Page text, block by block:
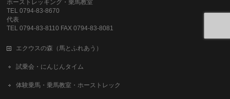
ホーストレッキング・乗馬教室
TEL 0794-83-8670
代表
TEL 0794-83-8110 FAX 0794-83-8081
エクウスの森（馬とふれあう）
試乗会・にんじんタイム
体験乗馬・乗馬教室・ホーストレック